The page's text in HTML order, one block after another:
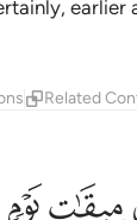
earlier
Related
معلوم ٥٠
يَوْمٍۢ مَّعْلُومٍۢ
ﳙﳚ